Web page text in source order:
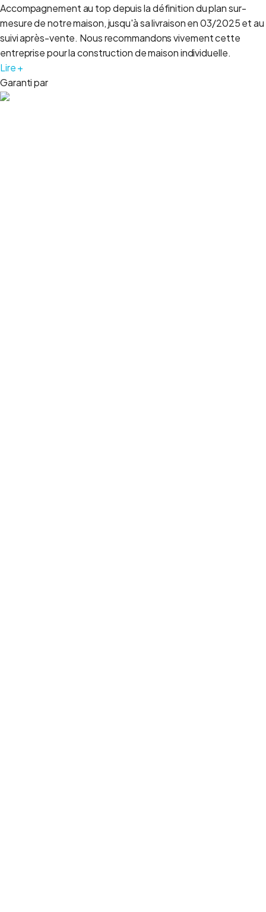
Accompagnement au top depuis la définition du plan sur-
mesure de notre maison, jusqu'à sa livraison en 03/2025 et au
suivi après-vente. Nous recommandons vivement cette
entreprise pour la construction de maison individuelle.
Lire +
Garanti par